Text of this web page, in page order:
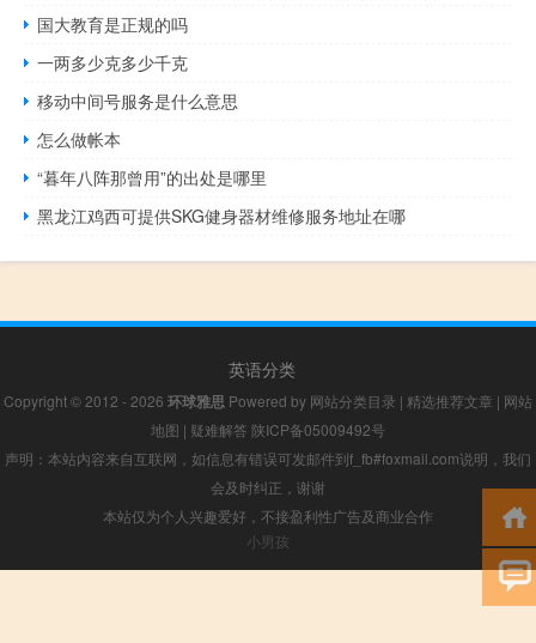
国大教育是正规的吗
一两多少克多少千克
移动中间号服务是什么意思
怎么做帐本
“暮年八阵那曾用”的出处是哪里
黑龙江鸡西可提供SKG健身器材维修服务地址在哪
英语分类
Copyright © 2012 - 2026 环球雅思 Powered by 网站分类目录 | 精选推荐文章 | 网站
地图 | 疑难解答 陕ICP备05009492号
声明：本站内容来自互联网，如信息有错误可发邮件到f_fb#foxmail.com说明，我们
会及时纠正，谢谢
本站仅为个人兴趣爱好，不接盈利性广告及商业合作
小男孩